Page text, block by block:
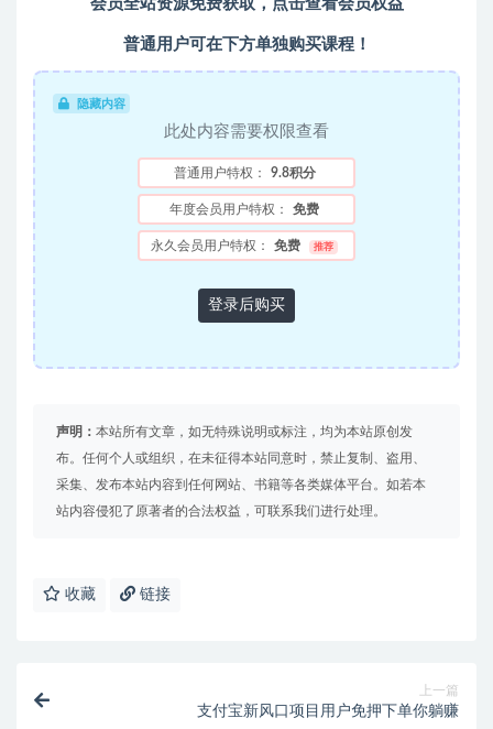
会员全站资源免费获取， 点击查看会员权益
普通用户可在下方单独购买课程！
隐藏内容
此处内容需要权限查看
普通用户特权： 9.8积分
年度会员用户特权： 免费
永久会员用户特权： 免费 推荐
登录后购买
声明： 本站所有文章，如无特殊说明或标注，均为本站原创发
布。任何个人或组织，在未征得本站同意时，禁止复制、盗用、
采集、发布本站内容到任何网站、书籍等各类媒体平台。如若本
站内容侵犯了原著者的合法权益，可联系我们进行处理。
收藏 链接
上一篇
支付宝新风口项目用户免押下单你躺赚